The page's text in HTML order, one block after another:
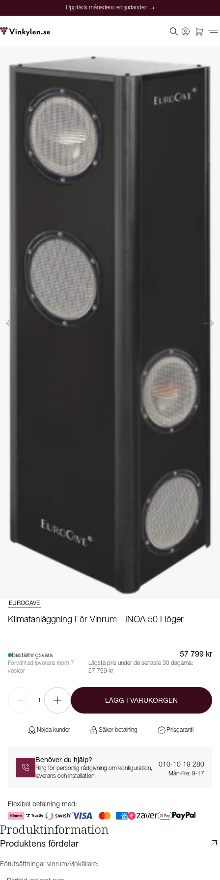
Upptäck månadens erbjudanden →
EUROCAVE
Klimatanläggning För Vinrum - INOA 50 Höger
Beställningsvara
Förväntad leverans inom 7
veckor
57 799 kr
Lägsta pris under de senaste 30 dagarna:
57 799 kr
1 LÄGG I VARUKORGEN
Nöjda kunder Säker betalning Prisgaranti
Behöver du hjälp?
Ring för personlig rådgivning om konfiguration,
leverans och installation.
010-10 19 280
Mån-Fre: 9-17
Flexibel betalning med:
Produktinformation
Produktens fördelar
Förutsättningar vinrum/vinkällare: